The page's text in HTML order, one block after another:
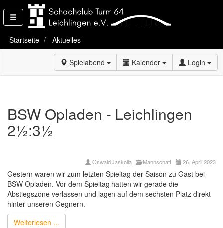
Startseite Aktuelles
Spielabend Kalender Login
BSW Opladen - Leichlingen
2½:3½
Oswald Jaskolla Mannschaft 26. April 2023
Gestern waren wir zum letzten Spieltag der Saison zu Gast bei
BSW Opladen. Vor dem Spieltag hatten wir gerade die
Abstiegszone verlassen und lagen auf dem sechsten Platz direkt
hinter unseren Gegnern.
Weiterlesen ...